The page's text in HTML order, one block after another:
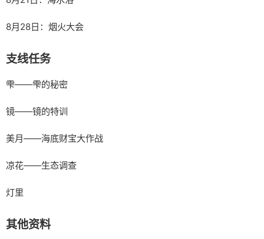
8月28日：烟火大会
支线任务
雫——雫的秘密
镜——镜的特训
美月——海底财宝大作战
凉花——生态调查
灯里
其他资料